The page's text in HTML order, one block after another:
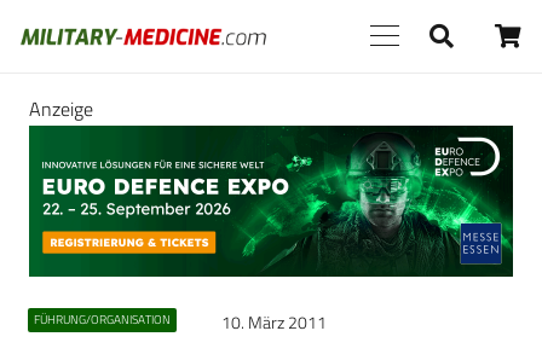
Anzeige
FÜHRUNG/ORGANISATION 10. März 2011